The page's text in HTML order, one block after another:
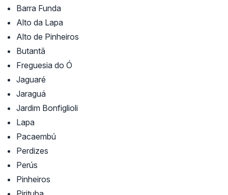
Barra Funda
Alto da Lapa
Alto de Pinheiros
Butantã
Freguesia do Ó
Jaguaré
Jaraguá
Jardim Bonfiglioli
Lapa
Pacaembú
Perdizes
Perús
Pinheiros